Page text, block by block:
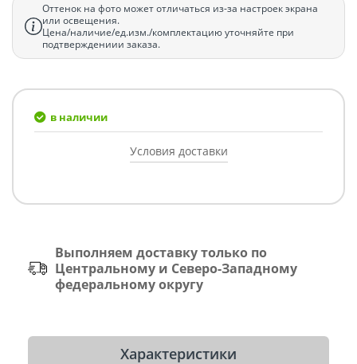
Оттенок на фото может отличаться из-за настроек экрана
или освещения.
Цена/наличие/ед.изм./комплектацию уточняйте при
подтверждениии заказа.
в наличии
Условия доставки
Выполняем доставку только по
Центральному и Северо-Западному
федеральному округу
Характеристики